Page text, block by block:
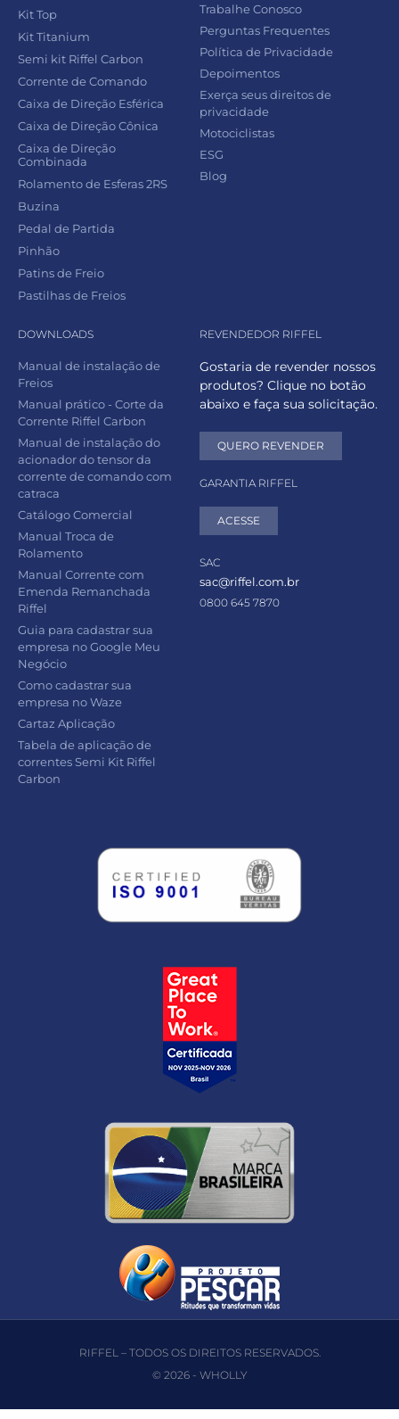
Kit Top
Kit Titanium
Semi kit Riffel Carbon
Corrente de Comando
Caixa de Direção Esférica
Caixa de Direção Cônica
Caixa de Direção
Combinada
Rolamento de Esferas 2RS
Buzina
Pedal de Partida
Pinhão
Patins de Freio
Pastilhas de Freios
Trabalhe Conosco
Perguntas Frequentes
Política de Privacidade
Depoimentos
Exerça seus direitos de
privacidade
Motociclistas
ESG
Blog
DOWNLOADS
Manual de instalação de
Freios
Manual prático - Corte da
Corrente Riffel Carbon
Manual de instalação do
acionador do tensor da
corrente de comando com
catraca
Catálogo Comercial
Manual Troca de
Rolamento
Manual Corrente com
Emenda Remanchada
Riffel
Guia para cadastrar sua
empresa no Google Meu
Negócio
Como cadastrar sua
empresa no Waze
Cartaz Aplicação
Tabela de aplicação de
correntes Semi Kit Riffel
Carbon
REVENDEDOR RIFFEL
Gostaria de revender nossos
produtos? Clique no botão
abaixo e faça sua solicitação.
QUERO REVENDER
GARANTIA RIFFEL
ACESSE
SAC
sac@riffel.com.br
0800 645 7870
RIFFEL – TODOS OS DIREITOS RESERVADOS.
© 2026 - WHOLLY